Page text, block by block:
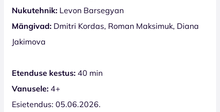
Nukutehnik: Levon Barsegyan
Mängivad: Dmitri Kordas, Roman Maksimuk, Diana
Jakimova
Etenduse kestus: 40 min
Vanusele: 4+
Esietendus: 05.06.2026.